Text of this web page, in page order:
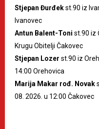
Stjepan Đurđekst.90 iz
Ivanovec
Antun Balent-Toni st.90 iz
Krugu Obitelji Čakovec
Stjepan Lozer st.90 iz
14:00 Orehovica
Marija Makar rođ. Novak
08. 2026. u 12:00 Čakovec